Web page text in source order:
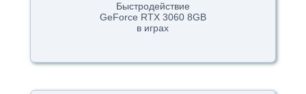
Быстродействие
GeForce RTX 3060 8GB
в играх